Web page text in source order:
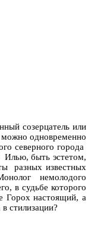
созерцатель или
одновременно
северного города
быть эстетом,
разных известных
немолодого
в судьбе которого
Горох настоящий, а
стилизации?